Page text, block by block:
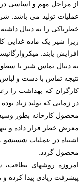
از مراحل مهم و اساسی در
عملیات تولید می باشد.
خطرناکی را به دنبال داشته
زیرا شیر یک ماده غذایی
افزایش یابند.
به دنبال تماس شیر با
نتیجه تماس با دست و لباس
کارگران که بهداشت را
در زمانی که تولید زیاد بوده
محصول کارخانه بطور
معرض خطر قرار داده و
اشتباه در عملیات شستشو
محصول گردد.
امروزه روشهای
پیشرفت زیادی پیدا کرده و